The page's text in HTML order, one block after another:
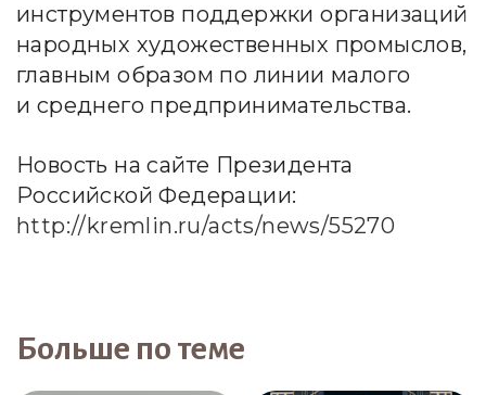
инструментов поддержки организаций
народных художественных промыслов,
главным образом по линии малого
и среднего предпринимательства.
Новость на сайте Президента
Российской Федерации:
http://kremlin.ru/acts/news/55270
Больше по теме